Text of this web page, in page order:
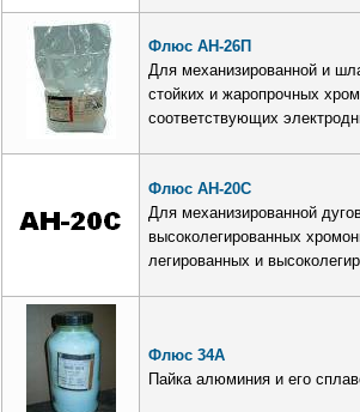
Флюс АН-26П
Для механизированной и
стойких и жаропрочных
соответствующих
Флюс АН-20С
Для механизированной
высоколегированных
легированных и
Флюс 34А
Пайка алюминия и его